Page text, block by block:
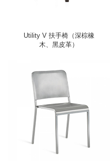
Utility V 扶手椅（深棕橡
木、黑皮革）